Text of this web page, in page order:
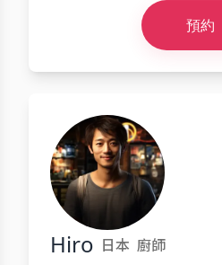
預約
Hiro 日本 廚師